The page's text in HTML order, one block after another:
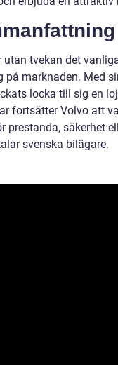
utan tvekan det
på marknaden. Med
locka till sig en
fortsätter Volvo att
prestanda, säkerhet
svenska bilägare.